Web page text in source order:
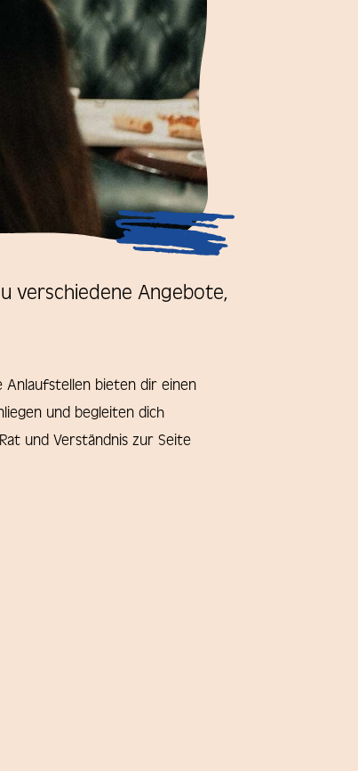
verschiedene Angebote,
Anlaufstellen bieten dir einen
und begleiten dich
und Verständnis zur Seite